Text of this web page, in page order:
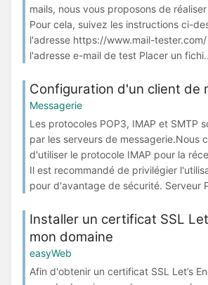
mails, nous vous proposons de
Pour cela, suivez les instructions ci-
l'adresse https://www.mail-
l'adresse e-mail de test Placer un
Configuration d'un client de
Messagerie
Les protocoles POP3, IMAP et SMTP
par les serveurs de messagerie.Nous
d'utiliser le protocole IMAP pour la
Il est recommandé de privilégier
pour d'avantage de sécurité. Serveur
Installer un certificat SSL
mon domaine
easyWeb
Afin d'obtenir un certificat SSL Let’s